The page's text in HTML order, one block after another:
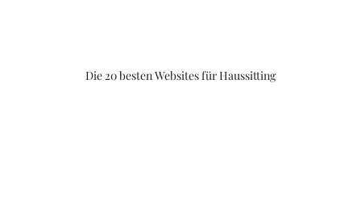
Die 20 besten Websites für Haussitting